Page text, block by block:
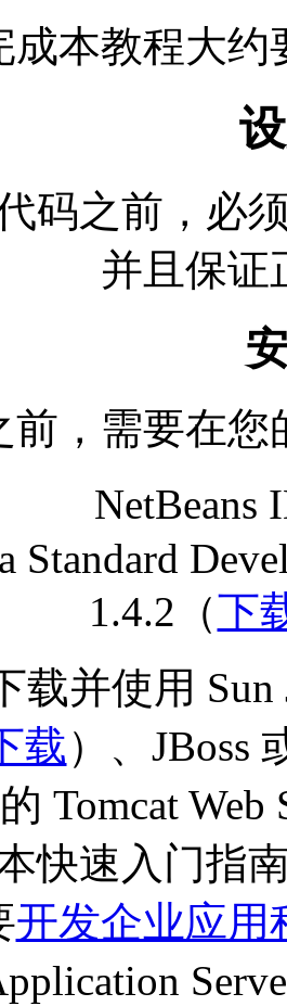
成本教程大约
码之前，必
并且保证
前，需要在
NetBeans
Standard
1.4.2（下
载并使用 Sun
载）、JBoss
Tomcat
快速入门指
开发企业应用